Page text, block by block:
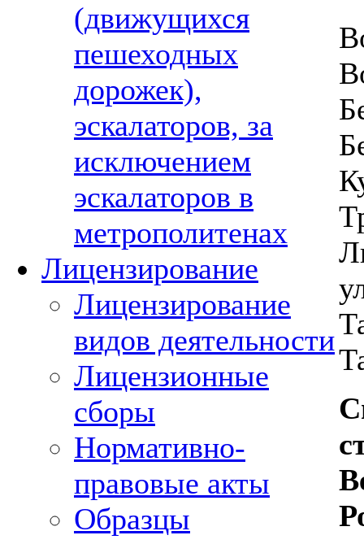
(движущихся
пешеходных
дорожек),
эскалаторов, за
исключением
эскалаторов в
метрополитенах
Лицензирование
Лицензирование
видов деятельности
Лицензионные
сборы
Нормативно-
правовые акты
Образцы